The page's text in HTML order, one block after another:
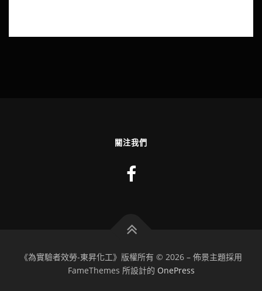
關注我們
《為實驗者效勞-東昇化工》版權所有 © 2026 – 佈景主題採用
FameThemes 所設計的 OnePress